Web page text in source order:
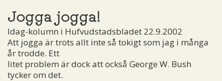
Jogga jogga!
Idag-kolumn i Hufvudstadsbladet 22.9.2002
Att jogga är trots allt inte så tokigt som jag i många
år trodde. Ett
litet problem är dock att också George W. Bush
tycker om det.